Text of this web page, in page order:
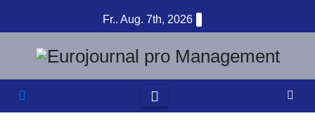
Inhalt
springen
Fr.. Aug. 7th, 2026